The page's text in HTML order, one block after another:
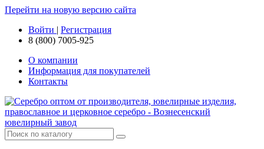
Перейти на новую версию сайта
Войти | Регистрация
8 (800) 7005-925
О компании
Информация для покупателей
Контакты